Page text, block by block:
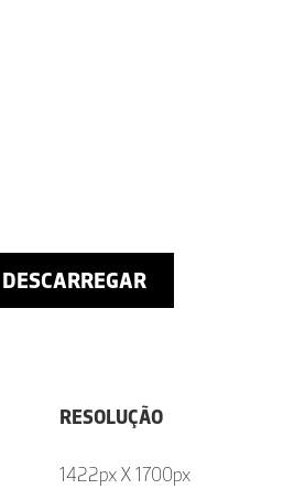
DESCARREGAR
RESOLUÇÃO
1422px X 1700px